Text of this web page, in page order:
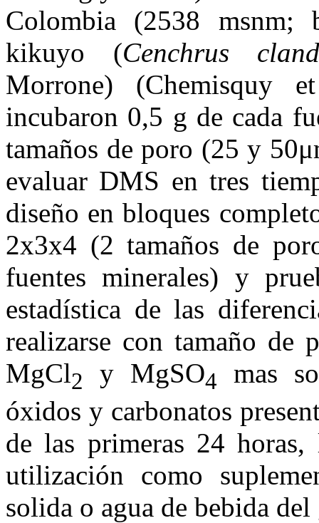
Colombia (2538 msnm;
kikuyo (Cenchrus
Morrone) (Chemisquy
incubaron 0,5 g de cada
tamaños de poro (25 y
evaluar DMS en tres
diseño en bloques
2x3x4 (2 tamaños de
fuentes minerales) y
estadística de las
realizarse con tamaño de
MgCl2 y MgSO4
mas
óxidos y carbonatos
de las primeras 24
utilización como
solida o agua de bebida